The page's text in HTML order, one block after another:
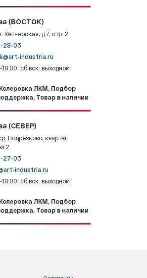
(ВОСТОК)
Кетчерская, д.7, стр. 2
28-03
industria.ru
сб,вск: выходной
ЛКМ, Подбор
Товар в наличии
(СЕВЕР)
Подрезково, квартал
27-03
industria.ru
сб,вск: выходной
ЛКМ, Подбор
Товар в наличии